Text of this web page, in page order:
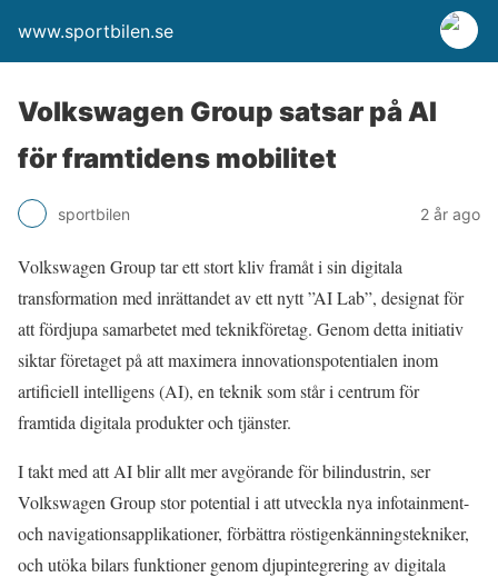
www.sportbilen.se
Volkswagen Group satsar på AI
för framtidens mobilitet
sportbilen 2 år ago
Volkswagen Group tar ett stort kliv framåt i sin digitala
transformation med inrättandet av ett nytt ”AI Lab”, designat för
att fördjupa samarbetet med teknikföretag. Genom detta initiativ
siktar företaget på att maximera innovationspotentialen inom
artificiell intelligens (AI), en teknik som står i centrum för
framtida digitala produkter och tjänster.
I takt med att AI blir allt mer avgörande för bilindustrin, ser
Volkswagen Group stor potential i att utveckla nya infotainment-
och navigationsapplikationer, förbättra röstigenkänningstekniker,
och utöka bilars funktioner genom djupintegrering av digitala